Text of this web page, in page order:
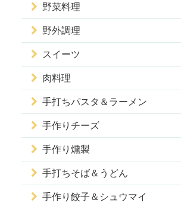
野菜料理
野外調理
スイーツ
肉料理
手打ちパスタ＆ラーメン
手作りチーズ
手作り燻製
手打ちそば＆うどん
手作り餃子＆シュウマイ